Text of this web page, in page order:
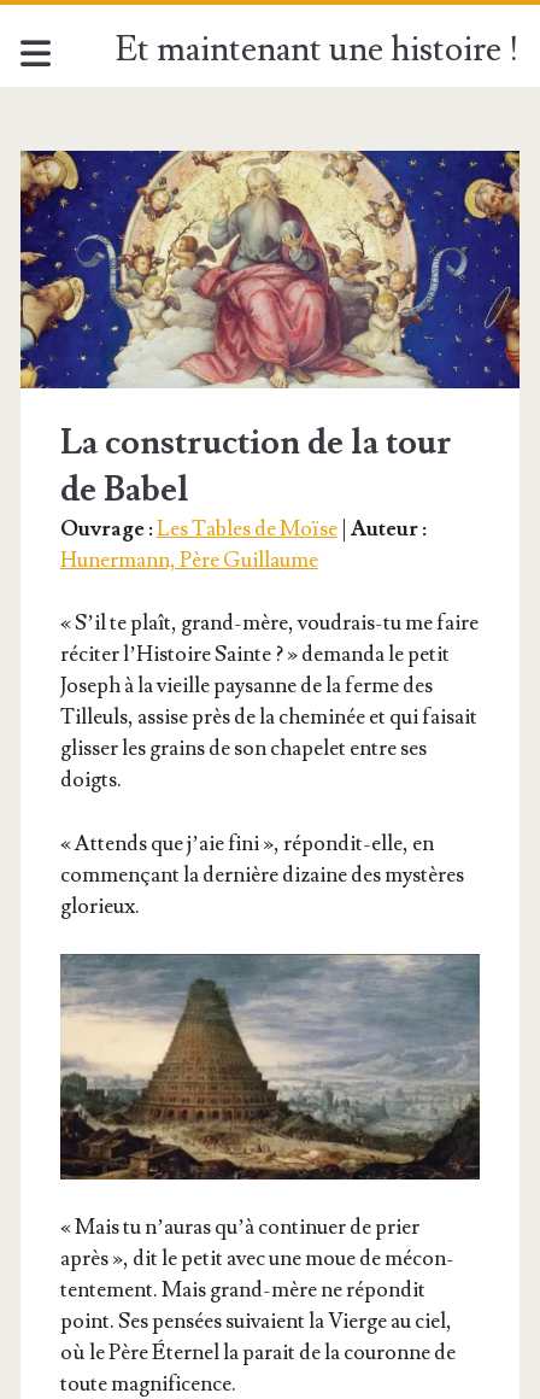
Et maintenant une histoire !
Étiquette :
<span>Saint
Ignace
de
Loyola</span>
La construction de la tour
de Babel
Ouvrage :Les Tables de Moïse| Auteur :
Hunermann, Père Guillaume
« S’il te plaît, grand-mère, vou­drais-tu me faire
réci­ter l’His­toire Sainte ? » deman­da le petit
Joseph à la vieille pay­sanne de la ferme des
Tilleuls, assise près de la che­mi­née et qui fai­sait
glis­ser les grains de son cha­pe­let entre ses
doigts.
« Attends que j’aie fini », répon­dit-elle, en
com­men­çant la der­nière dizaine des mys­tères
glorieux.
« Mais tu n’au­ras qu’à conti­nuer de prier
après », dit le petit avec une moue de mécon­
ten­te­ment. Mais grand-mère ne répon­dit
point. Ses pen­sées sui­vaient la Vierge au ciel,
où le Père Éter­nel la parait de la cou­ronne de
toute magnificence.